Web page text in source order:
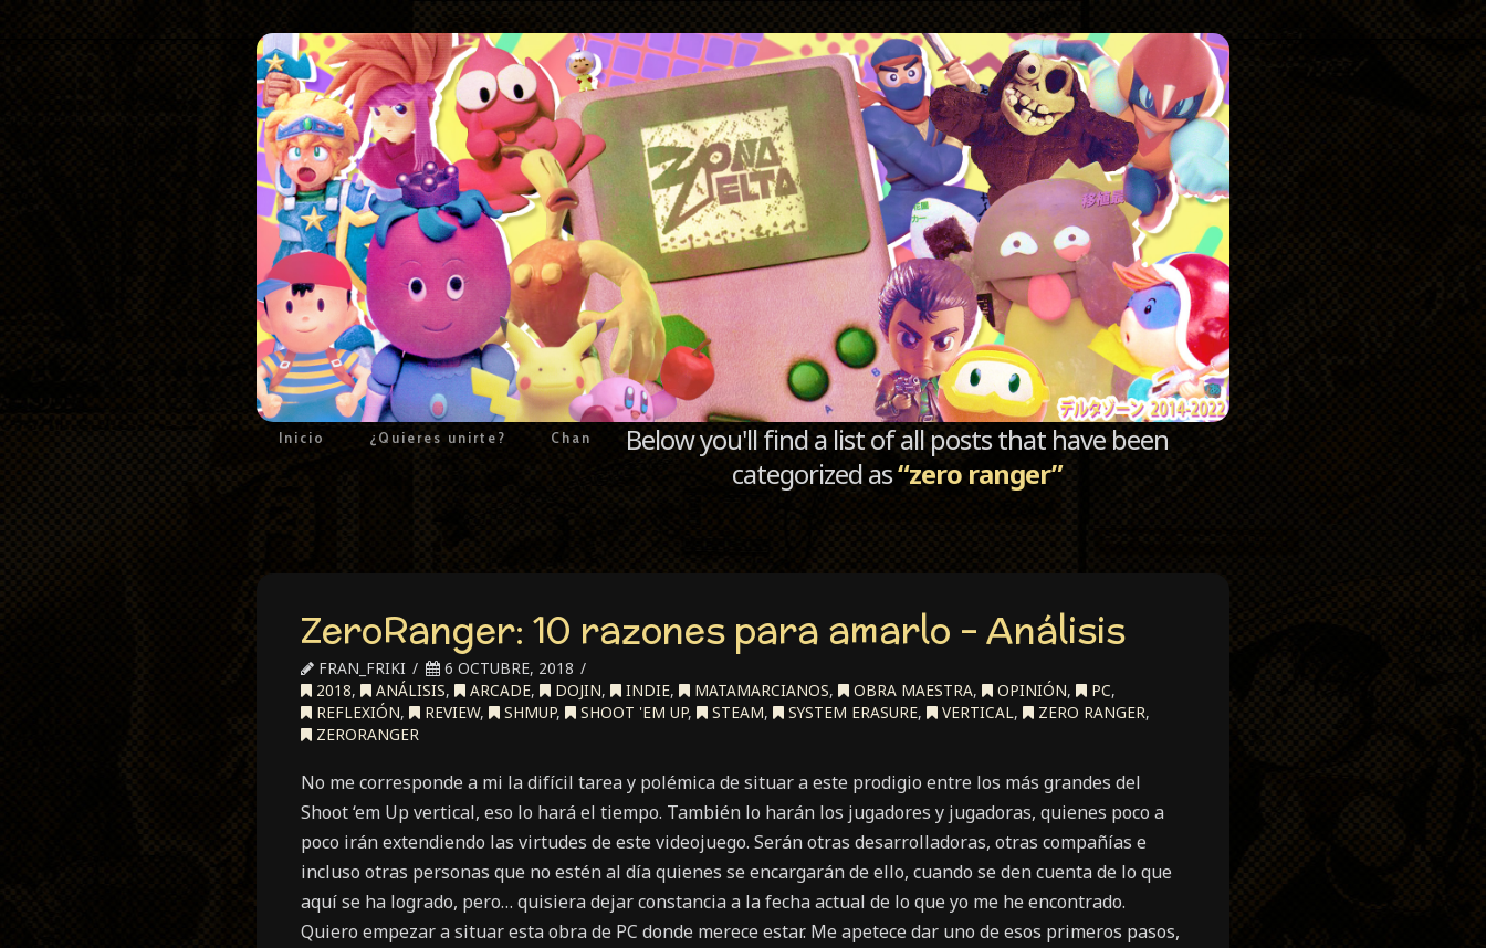
Inicio ¿Quieres unirte? Chan
Below you'll find a list of all posts that have been
categorized as“zero ranger”
ZeroRanger: 10 razones para amarlo – Análisis
FRAN_FRIKI
6 OCTUBRE, 2018
2018, ANÁLISIS, ARCADE, DOJIN, INDIE, MATAMARCIANOS, OBRA MAESTRA, OPINIÓN, PC,
REFLEXIÓN, REVIEW, SHMUP, SHOOT 'EM UP, STEAM, SYSTEM ERASURE, VERTICAL, ZERO RANGER,
ZERORANGER
No me corresponde a mi la difícil tarea y polémica de situar a este prodigio entre los más grandes del
Shoot ‘em Up vertical, eso lo hará el tiempo. También lo harán los jugadores y jugadoras, quienes poco a
poco irán extendiendo las virtudes de este videojuego. Serán otras desarrolladoras, otras compañías e
incluso otras personas que no estén al día quienes se encargarán de ello, cuando se den cuenta de lo que
aquí se ha logrado, pero… quisiera dejar constancia a la fecha actual de lo que yo me he encontrado.
Quiero empezar a situar esta obra de PC donde merece estar. Me apetece dar uno de esos primeros pasos,